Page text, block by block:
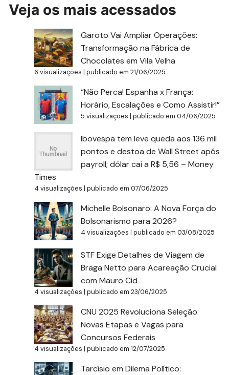
Veja os mais acessados
Garoto Vai Ampliar Operações:
Transformação na Fábrica de
Chocolates em Vila Velha
6 visualizações |publicado em 21/06/2025
“Não Perca! Espanha x França:
Horário, Escalações e Como Assistir!”
5 visualizações |publicado em 04/06/2025
Ibovespa tem leve queda aos 136 mil
pontos e destoa de Wall Street após
payroll; dólar cai a R$ 5,56 – Money
Times
4 visualizações |publicado em 07/06/2025
Michelle Bolsonaro: A Nova Força do
Bolsonarismo para 2026?
4 visualizações |publicado em 03/08/2025
STF Exige Detalhes de Viagem de
Braga Netto para Acareação Crucial
com Mauro Cid
4 visualizações |publicado em 23/06/2025
CNU 2025 Revoluciona Seleção:
Novas Etapas e Vagas para
Concursos Federais
4 visualizações |publicado em 12/07/2025
Tarcísio em Dilema Político: